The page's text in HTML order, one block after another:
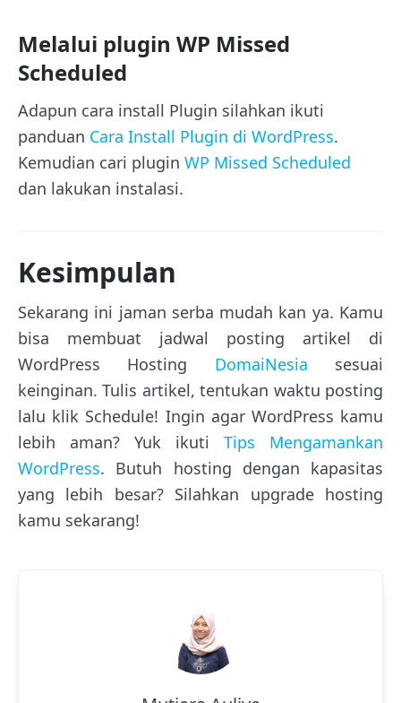
Melalui plugin WP Missed
Scheduled
Adapun cara install Plugin silahkan ikuti
panduan Cara Install Plugin di WordPress.
Kemudian cari plugin WP Missed Scheduled
dan lakukan instalasi.
Kesimpulan
Sekarang ini jaman serba mudah kan ya. Kamu
bisa membuat jadwal posting artikel di
WordPress Hosting DomaiNesia sesuai
keinginan. Tulis artikel, tentukan waktu posting
lalu klik Schedule! Ingin agar WordPress kamu
lebih aman? Yuk ikuti Tips Mengamankan
WordPress. Butuh hosting dengan kapasitas
yang lebih besar? Silahkan upgrade hosting
kamu sekarang!